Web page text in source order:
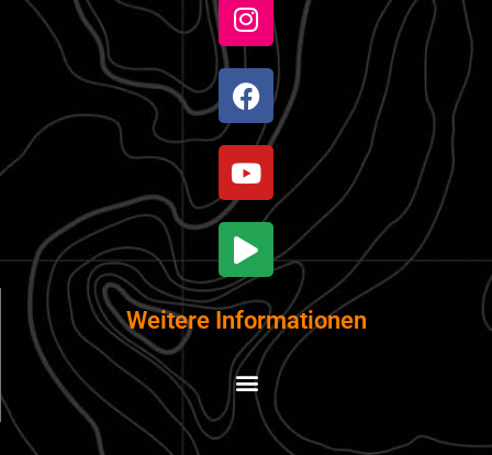
Weitere Informationen